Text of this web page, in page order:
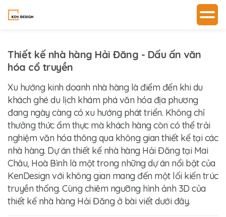
Thiết kế nhà hàng Hải Đăng - Dấu ấn văn
hóa cổ truyền
Xu hướng kinh doanh nhà hàng là điểm đến khi du
khách ghé du lịch khám phá văn hóa địa phương
đang ngày càng có xu hướng phát triển. Không chỉ
thưởng thức ẩm thực mà khách hàng còn có thể trải
nghiệm văn hóa thông qua không gian thiết kế tại các
nhà hàng. Dự án thiết kế nhà hàng Hải Đăng tại Mai
Châu, Hoà Bình là một trong những dự án nổi bật của
KenDesign với không gian mang đến một lối kiến trúc
truyền thống. Cùng chiêm ngưỡng hình ảnh 3D của
thiết kế nhà hàng Hải Đăng ở bài viết dưới đây.